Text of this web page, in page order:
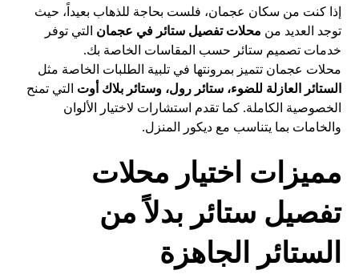
إذا كنت من سكان عجمان، فلست بحاجة للذهاب بعيداً، حيث
توجد العديد من محلات تفصيل ستائر في عجمان التي توفر
خدمات تصميم ستائر حسب المقاسات الخاصة بك.
محلات عجمان تتميز بمرونتها في تلبية الطلبات الخاصة مثل
الستائر العازلة للضوء، ستائر رول، وستائر بلاك أوت التي تمنح
الخصوصية الكاملة. كما تقدم استشارات لاختيار الألوان
والخامات بما يتناسب مع ديكور المنزل.
مميزات اختيار محلات
تفصيل ستائر بدلاً من
الستائر الجاهزة